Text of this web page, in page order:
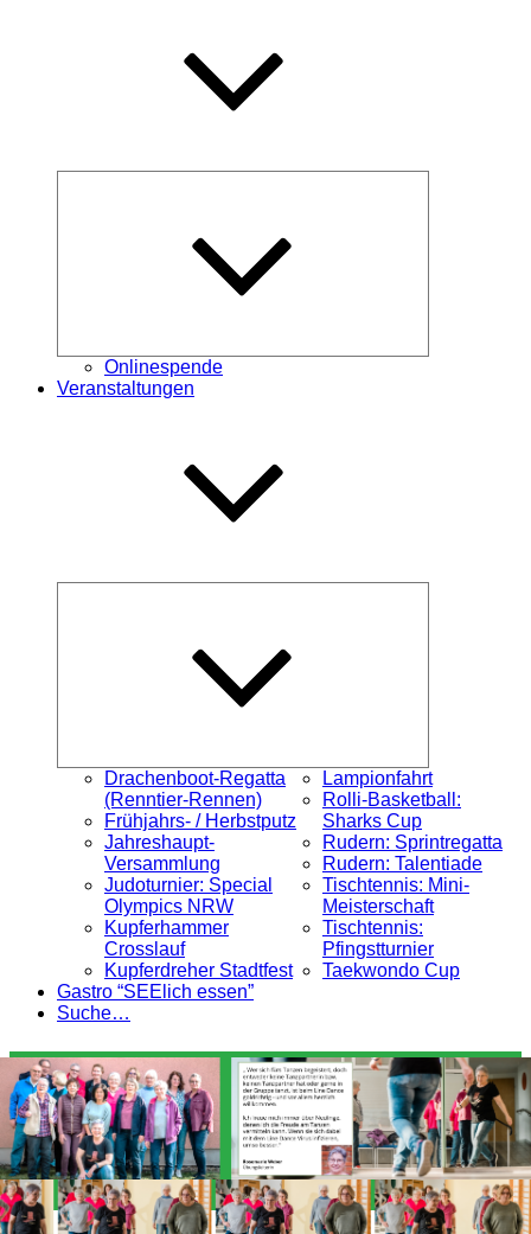
Onlinespende
Veranstaltungen
Drachenboot-Regatta
(Renntier-Rennen)
Frühjahrs- / Herbstputz
Jahreshaupt-
Versammlung
Judoturnier: Special
Olympics NRW
Kupferhammer
Crosslauf
Kupferdreher Stadtfest
Lampionfahrt
Rolli-Basketball:
Sharks Cup
Rudern: Sprintregatta
Rudern: Talentiade
Tischtennis: Mini-
Meisterschaft
Tischtennis:
Pfingstturnier
Taekwondo Cup
Gastro “SEElich essen”
Suche…